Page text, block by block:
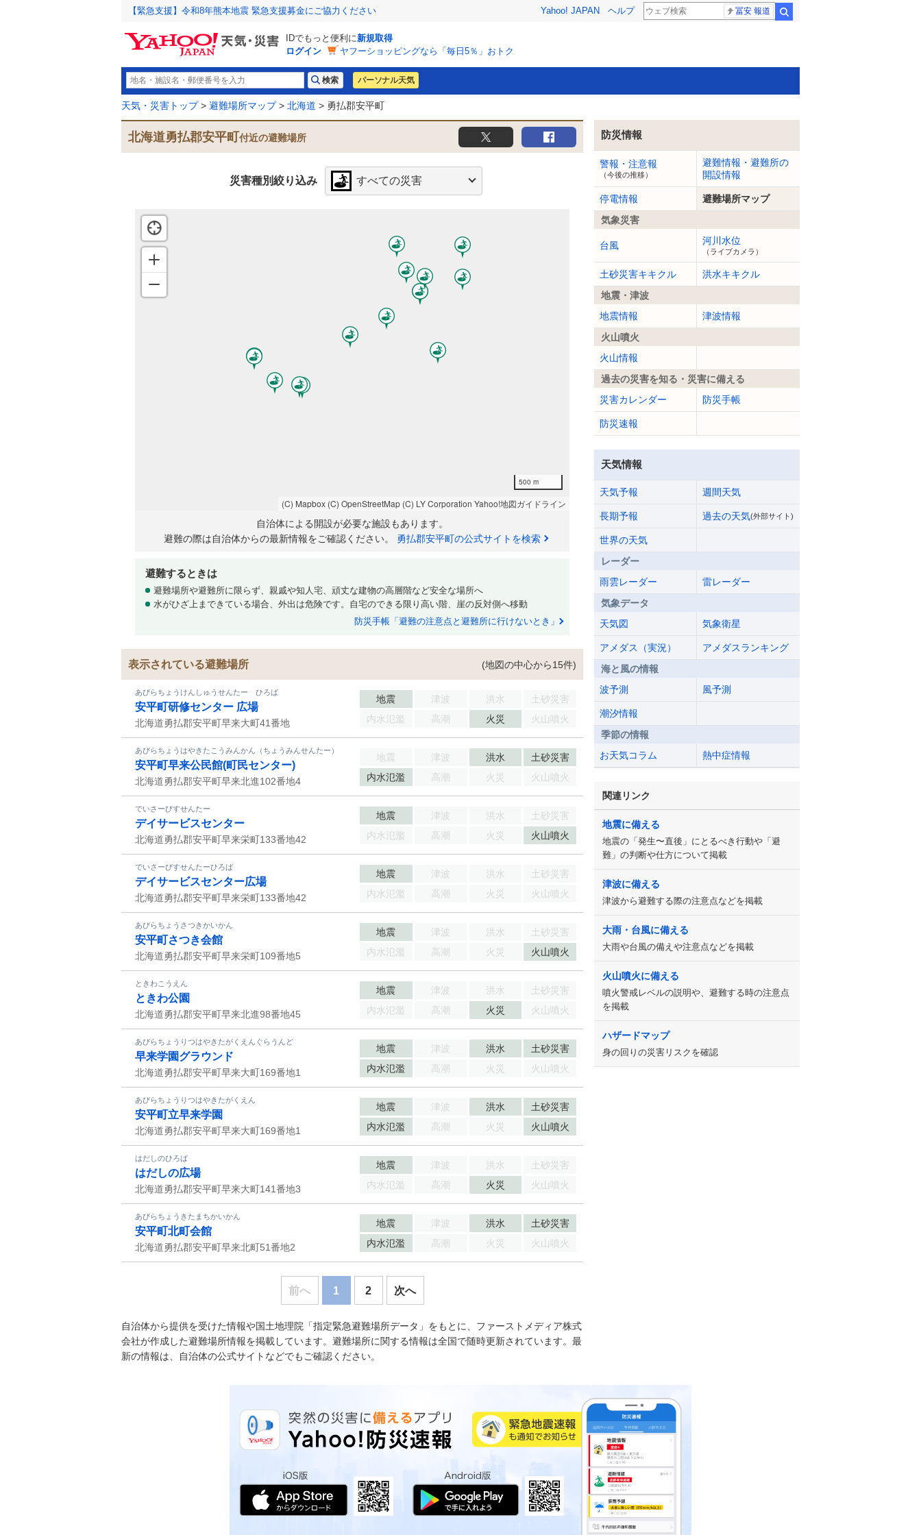
【緊急支援】令和8年熊本地震 緊急支援募金にご協力ください Yahoo! JAPAN ヘルプ 冨安 報道
IDでもっと便利に新規取得
ログイン
ヤフーショッピングなら「毎日5％」おトク
パーソナル天気
天気・災害トップ> 避難場所マップ> 北海道 > 勇払郡安平町
北海道勇払郡安平町 付近の避難場所
災害種別絞り込み すべての災害
500 m
(C) Mapbox (C) OpenStreetMap (C) LY Corporation Yahoo!地図ガイドライン
自治体による開設が必要な施設もあります。
避難の際は自治体からの最新情報をご確認ください。 勇払郡安平町の公式サイトを検索
避難するときは
避難場所や避難所に限らず、親戚や知人宅、頑丈な建物の高層階など安全な場所へ
水がひざ上まできている場合、外出は危険です。自宅のできる限り高い階、崖の反対側へ移動
防災手帳「避難の注意点と避難所に行けないとき」
表示されている避難場所 (地図の中心から15件)
あびらちょうけんしゅうせんたー ひろば
安平町研修センター 広場
北海道勇払郡安平町早来大町41番地
地震 津波 洪水
土砂災害
内水氾濫
高潮 火災 火山噴火
あびらちょうはやきたこうみんかん（ちょうみんせんたー）
安平町早来公民館(町民センター)
北海道勇払郡安平町早来北進102番地4
地震 津波 洪水
土砂災害
内水氾濫
高潮 火災 火山噴火
でいさーびすせんたー
デイサービスセンター
北海道勇払郡安平町早来栄町133番地42
地震 津波 洪水
土砂災害
内水氾濫
高潮 火災 火山噴火
でいさーびすせんたーひろば
デイサービスセンター広場
北海道勇払郡安平町早来栄町133番地42
地震 津波 洪水
土砂災害
内水氾濫
高潮 火災 火山噴火
あびらちょうさつきかいかん
安平町さつき会館
北海道勇払郡安平町早来栄町109番地5
地震 津波 洪水
土砂災害
内水氾濫
高潮 火災 火山噴火
ときわこうえん
ときわ公園
北海道勇払郡安平町早来北進98番地45
地震 津波 洪水
土砂災害
内水氾濫
高潮 火災 火山噴火
あびらちょうりつはやきたがくえんぐらうんど
早来学園グラウンド
北海道勇払郡安平町早来大町169番地1
地震 津波 洪水
土砂災害
内水氾濫
高潮 火災 火山噴火
あびらちょうりつはやきたがくえん
安平町立早来学園
北海道勇払郡安平町早来大町169番地1
地震 津波 洪水
土砂災害
内水氾濫
高潮 火災 火山噴火
はだしのひろば
はだしの広場
北海道勇払郡安平町早来大町141番地3
地震 津波 洪水
土砂災害
内水氾濫
高潮 火災 火山噴火
あびらちょうきたまちかいかん
安平町北町会館
北海道勇払郡安平町早来北町51番地2
地震 津波 洪水
土砂災害
内水氾濫
高潮 火災 火山噴火
前へ 1 2 次へ
自治体から提供を受けた情報や国土地理院「指定緊急避難場所データ」をもとに、ファーストメディア株式
会社が作成した避難場所情報を掲載しています。避難場所に関する情報は全国で随時更新されています。最
新の情報は、自治体の公式サイトなどでもご確認ください。
防災情報
警報・注意報
（今後の推移）
避難情報・避難所の
開設情報
停電情報
避難場所マップ
気象災害
台風 河川水位
（ライブカメラ）
土砂災害キキクル
洪水キキクル
地震・津波
地震情報
津波情報
火山噴火
火山情報
過去の災害を知る・災害に備える
災害カレンダー
防災手帳
防災速報
天気情報
天気予報 週間天気
長期予報 過去の天気(外部サイト)
世界の天気
レーダー
雨雲レーダー
雷レーダー
気象データ
天気図
気象衛星
アメダス（実況）
アメダスランキング
海と風の情報
波予測
風予測
潮汐情報
季節の情報
お天気コラム
熱中症情報
関連リンク
地震に備える
地震の「発生〜直後」にとるべき行動や「避
難」の判断や仕方について掲載
津波に備える
津波から避難する際の注意点などを掲載
大雨・台風に備える
大雨や台風の備えや注意点などを掲載
火山噴火に備える
噴火警戒レベルの説明や、避難する時の注意点
を掲載
ハザードマップ
身の回りの災害リスクを確認